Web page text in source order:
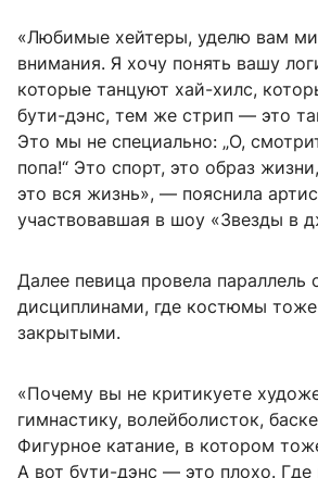
«Любимые хейтеры, уделю вам
внимания. Я хочу понять вашу
которые танцуют хай-хилс,
бути-дэнс, тем же стрип — это
Это мы не специально: „О,
попа!“ Это спорт, это образ
это вся жизнь», — пояснила
участвовавшая в шоу «Звезды в
Далее певица провела параллель
дисциплинами, где костюмы
закрытыми.
«Почему вы не критикуете
гимнастику, волейболисток,
Фигурное катание, в котором
А вот бути-дэнс — это плохо. Где